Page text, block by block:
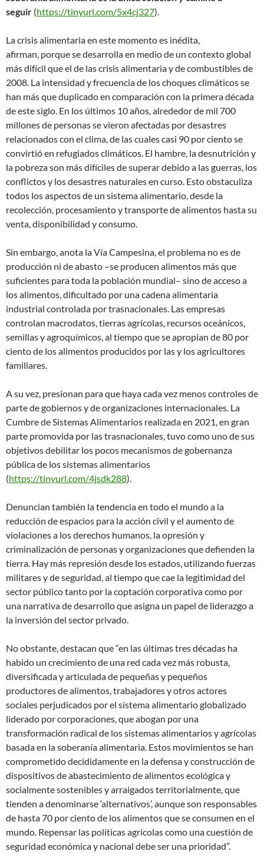
seguir (https://tinyurl.com/5x4cj327).
La crisis alimentaria en este momento es inédita,
afirman, porque se desarrolla en medio de un contexto global
más difícil que el de las crisis alimentaria y de combustibles de
2008. La intensidad y frecuencia de los choques climáticos se
han más que duplicado en comparación con la primera década
de este siglo. En los últimos 10 años, alrededor de mil 700
millones de personas se vieron afectadas por desastres
relacionados con el clima, de las cuales casi 90 por ciento se
convirtió en refugiados climáticos. El hambre, la desnutrición y
la pobreza son más difíciles de superar debido a las guerras, los
conflictos y los desastres naturales en curso. Esto obstaculiza
todos los aspectos de un sistema alimentario, desde la
recolección, procesamiento y transporte de alimentos hasta su
venta, disponibilidad y consumo.
Sin embargo, anota la Vía Campesina, el problema no es de
producción ni de abasto –se producen alimentos más que
suficientes para toda la población mundial– sino de acceso a
los alimentos, dificultado por una cadena alimentaria
industrial controlada por trasnacionales. Las empresas
controlan macrodatos, tierras agrícolas, recursos oceánicos,
semillas y agroquímicos, al tiempo que se apropian de 80 por
ciento de los alimentos producidos por las y los agricultores
familiares.
A su vez, presionan para que haya cada vez menos controles de
parte de gobiernos y de organizaciones internacionales. La
Cumbre de Sistemas Alimentarios realizada en 2021, en gran
parte promovida por las trasnacionales, tuvo como uno de sus
objetivos debilitar los pocos mecanismos de gobernanza
pública de los sistemas alimentarios
(https://tinyurl.com/4jsdk288).
Denuncian también la tendencia en todo el mundo a la
reducción de espacios para la acción civil y el aumento de
violaciones a los derechos humanos, la opresión y
criminalización de personas y organizaciones que defienden la
tierra. Hay más represión desde los estados, utilizando fuerzas
militares y de seguridad, al tiempo que cae la legitimidad del
sector público tanto por la coptación corporativa como por
una narrativa de desarrollo que asigna un papel de liderazgo a
la inversión del sector privado.
No obstante, destacan que “en las últimas tres décadas ha
habido un crecimiento de una red cada vez más robusta,
diversificada y articulada de pequeñas y pequeños
productores de alimentos, trabajadores y otros actores
sociales perjudicados por el sistema alimentario globalizado
liderado por corporaciones, que abogan por una
transformación radical de los sistemas alimentarios y agrícolas
basada en la soberanía alimentaria. Estos movimientos se han
comprometido decididamente en la defensa y construcción de
dispositivos de abastecimiento de alimentos ecológica y
socialmente sostenibles y arraigados territorialmente, que
tienden a denominarse ‘alternativos’, aunque son responsables
de hasta 70 por ciento de los alimentos que se consumen en el
mundo. Repensar las políticas agrícolas como una cuestión de
seguridad económica y nacional debe ser una prioridad”.